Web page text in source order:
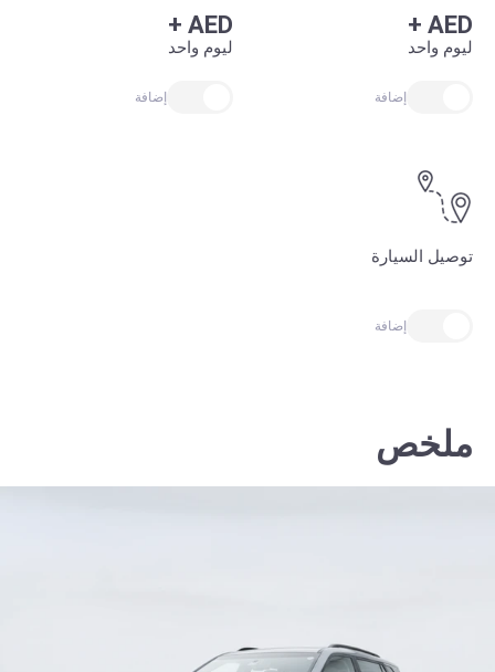
+AED
ليوم واحد
إضافة
+AED
ليوم واحد
إضافة
توصيل السيارة
إضافة
ملخص